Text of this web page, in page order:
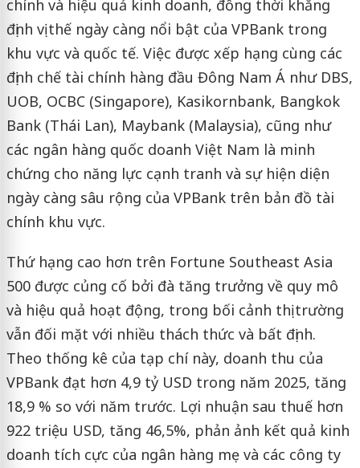
chính và hiệu quả kinh doanh, đồng thời khẳng
định vị thế ngày càng nổi bật của VPBank trong
khu vực và quốc tế. Việc được xếp hạng cùng các
định chế tài chính hàng đầu Đông Nam Á như DBS,
UOB, OCBC (Singapore), Kasikornbank, Bangkok
Bank (Thái Lan), Maybank (Malaysia), cũng như
các ngân hàng quốc doanh Việt Nam là minh
chứng cho năng lực cạnh tranh và sự hiện diện
ngày càng sâu rộng của VPBank trên bản đồ tài
chính khu vực.
Thứ hạng cao hơn trên Fortune Southeast Asia
500 được củng cố bởi đà tăng trưởng về quy mô
và hiệu quả hoạt động, trong bối cảnh thị trường
vẫn đối mặt với nhiều thách thức và bất định.
Theo thống kê của tạp chí này, doanh thu của
VPBank đạt hơn 4,9 tỷ USD trong năm 2025, tăng
18,9 % so với năm trước. Lợi nhuận sau thuế hơn
922 triệu USD, tăng 46,5%, phản ảnh kết quả kinh
doanh tích cực của ngân hàng mẹ và các công ty